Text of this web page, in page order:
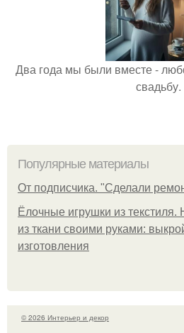
Два года мы были вместе -
свадьбу.
Популярные материалы
От подписчика. "Сделали
Ёлочные игрушки из текстиля.
из ткани своими руками:
изготовления
© 2026 Интерьер и декор